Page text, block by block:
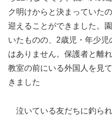
ク明けからと決まっていた
迎えることができました。
いたものの、2歳児・年少
はありません。保護者と離
教室の前にいる外国人を見
きました
泣いている友だちに釣ら